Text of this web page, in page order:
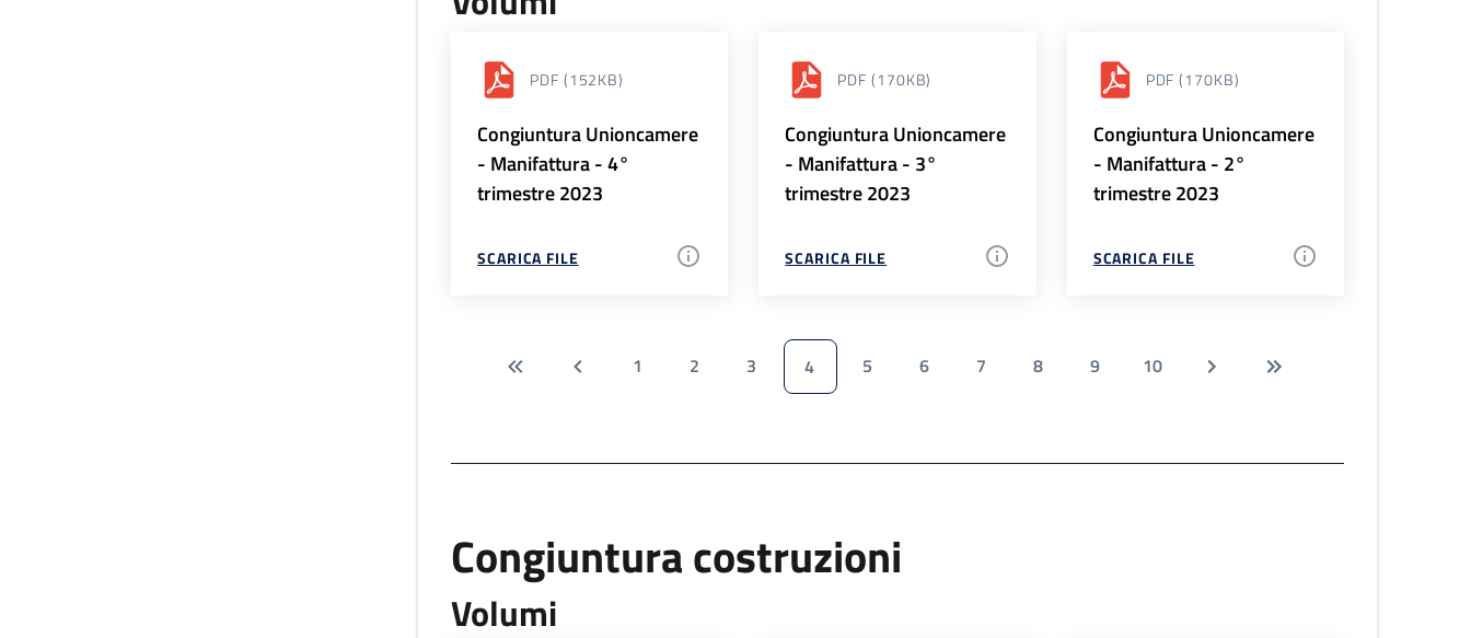
PDF (152KB)
Congiuntura Unioncamere
- Manifattura - 4°
trimestre 2023
SCARICA FILE
PDF (170KB)
Congiuntura Unioncamere
- Manifattura - 3°
trimestre 2023
SCARICA FILE
PDF (170KB)
Congiuntura Unioncamere
- Manifattura - 2°
trimestre 2023
SCARICA FILE
1 2 3 4 5 6 7 8 9 10
Congiuntura costruzioni
Volumi